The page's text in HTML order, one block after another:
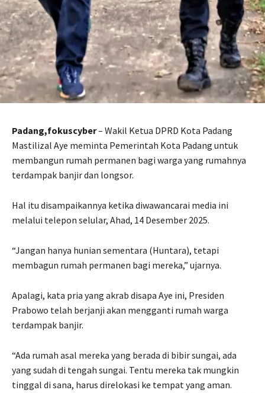
Padang,fokuscyber– Wakil Ketua DPRD Kota Padang
Mastilizal Aye meminta Pemerintah Kota Padang untuk
membangun rumah permanen bagi warga yang rumahnya
terdampak banjir dan longsor.
Hal itu disampaikannya ketika diwawancarai media ini
melalui telepon selular, Ahad, 14 Desember 2025.
“Jangan hanya hunian sementara (Huntara), tetapi
membagun rumah permanen bagi mereka,” ujarnya.
Apalagi, kata pria yang akrab disapa Aye ini, Presiden
Prabowo telah berjanji akan mengganti rumah warga
terdampak banjir.
“Ada rumah asal mereka yang berada di bibir sungai, ada
yang sudah di tengah sungai. Tentu mereka tak mungkin
tinggal di sana, harus direlokasi ke tempat yang aman.